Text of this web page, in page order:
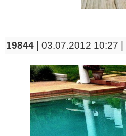
19844 | 03.07.2012 10:27 |